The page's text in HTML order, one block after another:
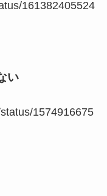
161382405524
い
1574916675